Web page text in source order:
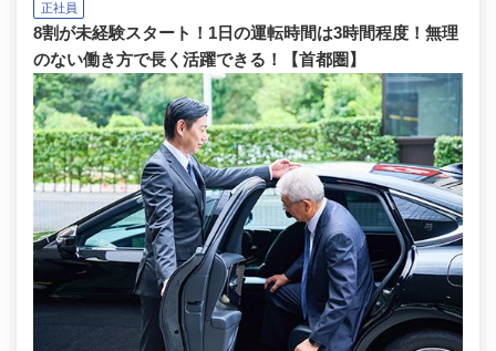
正社員
8割が未経験スタート！1日の運転時間は3時間程度！無理
のない働き方で長く活躍できる！【首都圏】